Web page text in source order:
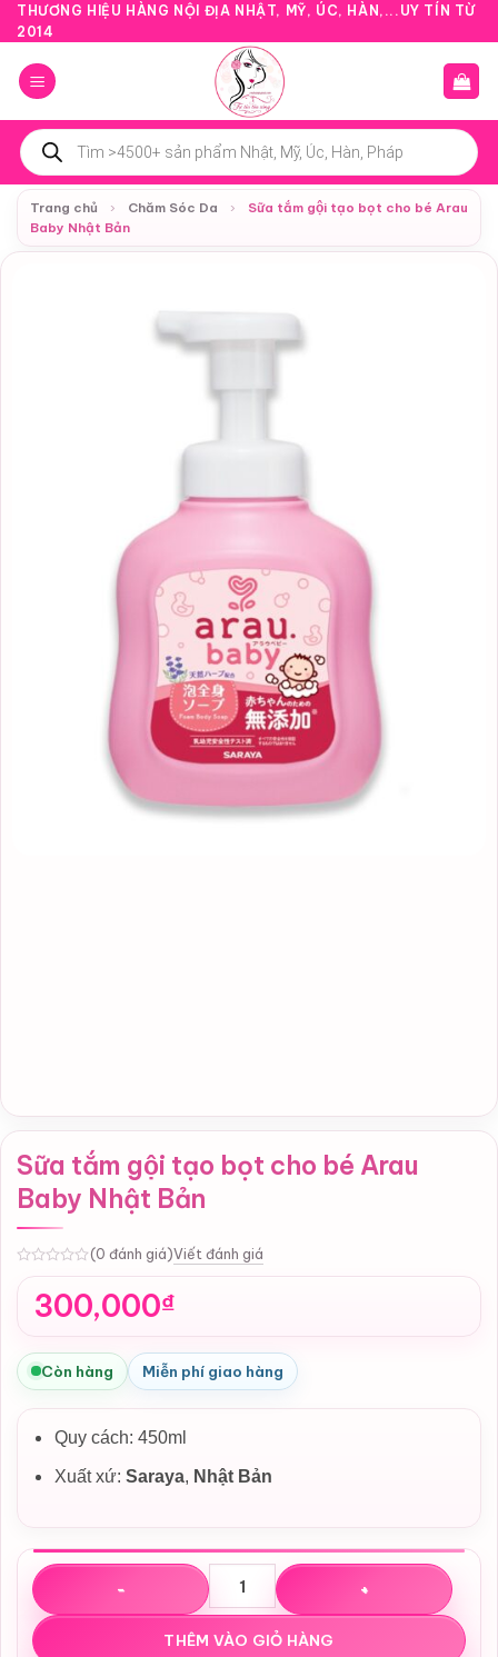
Bỏ
qua
nội
dung
THƯƠNG HIỆU HÀNG NỘI ĐỊA NHẬT, MỸ, ÚC, HÀN,...UY TÍN TỪ
2014
Tìm
kiếm
sản
phẩm
Trang chủ
› Chăm Sóc Da ›
Sữa tắm gội tạo bọt cho bé Arau
Baby Nhật Bản
Sữa tắm gội tạo bọt cho bé Arau
Baby Nhật Bản
(0 đánh giá)Viết đánh giá
300,000₫
Còn hàng Miễn phí giao hàng
Quy cách: 450ml
Xuất xứ: Saraya, Nhật Bản
Sữa tắm gội tạo bọt cho bé Arau Baby Nhật Bản số lượng
THÊM VÀO GIỎ HÀNG